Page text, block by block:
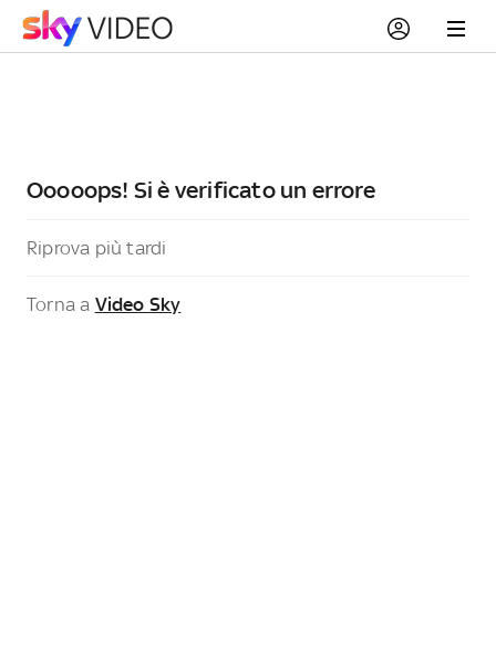
Ooooops! Si è verificato un errore
Riprova più tardi
Torna a Video Sky